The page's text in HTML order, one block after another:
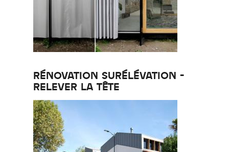
RÉNOVATION SURÉLÉVATION -
RELEVER LA TÊTE